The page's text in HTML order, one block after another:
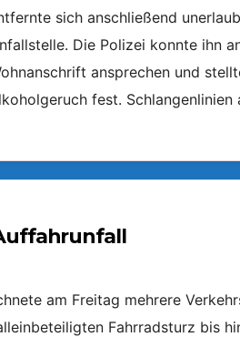
sich anschließend
Die Polizei konnte ihn
ansprechen und
fest. Schlangenlinien
am Freitag mehrere
Fahrradsturz bis